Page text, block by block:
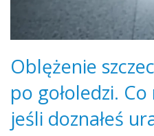
Oblężenie
po gołoledzi.
jeśli doznałeś